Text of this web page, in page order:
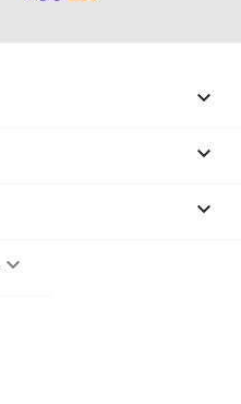



keyboard_arrow_down